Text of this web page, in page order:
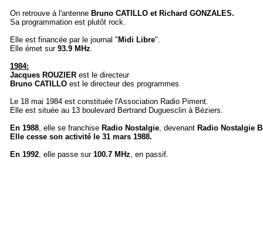
On retrouve à l'antenne Bruno CATILLO et Richard GONZALES.
Sa programmation est plutôt rock.
Elle est financée par le journal " Midi Libre".
Elle émet sur 93.9 MHz.
1984:
Jacques ROUZIER est le directeur
Bruno CATILLO est le directeur des programmes
Le 18 mai 1984 est constituée l'Association Radio Piment.
Elle est située au 13 boulevard Bertrand Duguesclin à Béziers.
En 1988, elle se franchise Radio Nostalgie, devenant Radio Nostalgie
Elle cesse son activité le 31 mars 1988.
En 1992, elle passe sur 100.7 MHz, en passif.